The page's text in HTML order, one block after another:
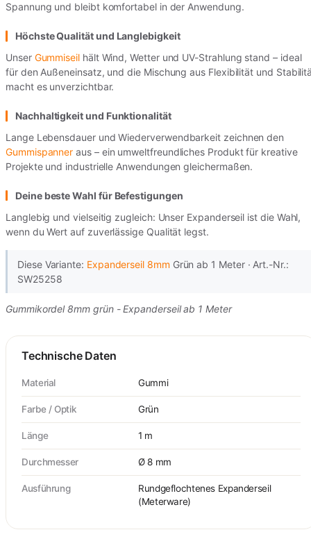
Spannung und bleibt komfortabel in der Anwendung.
Höchste Qualität und Langlebigkeit
Unser Gummiseilhält Wind, Wetter und UV-Strahlung stand – ideal
für den Außeneinsatz, und die Mischung aus Flexibilität und
macht es unverzichtbar.
Nachhaltigkeit und Funktionalität
Lange Lebensdauer und Wiederverwendbarkeit zeichnen den
Gummispanner aus – ein umweltfreundliches Produkt für kreative
Projekte und industrielle Anwendungen gleichermaßen.
Deine beste Wahl für Befestigungen
Langlebig und vielseitig zugleich: Unser Expanderseil ist die Wahl,
wenn du Wert auf zuverlässige Qualität legst.
Diese Variante: Expanderseil 8mm Grün ab 1 Meter · Art.-Nr.:
SW25258
Gummikordel 8mm grün - Expanderseil ab 1 Meter
Technische Daten
Material Gummi
Farbe / Optik Grün
Länge 1 m
Durchmesser Ø 8 mm
Ausführung
Rundgeflochtenes Expanderseil
(Meterware)